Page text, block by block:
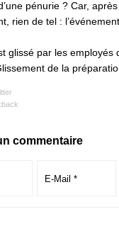
pénurie ? Car,
rien de tel :
glissé par les employés
de la
commentaire